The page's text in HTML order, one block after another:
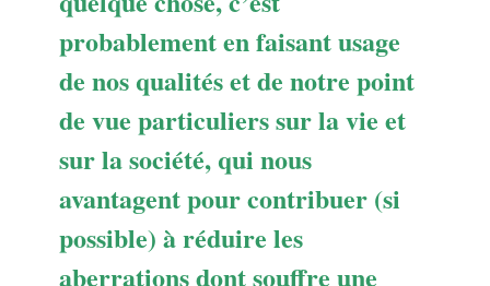
probablement en faisant usage
de nos qualités et de notre point
de vue particuliers sur la vie et
sur la société, qui nous
avantagent pour contribuer (si
possible) à réduire les
aberrations dont souffre une